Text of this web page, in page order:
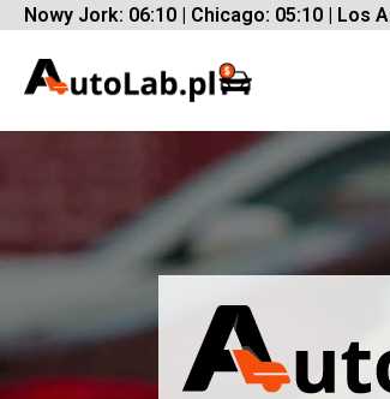
Nowy Jork: 06:10 | Chicago: 05:10 | Los